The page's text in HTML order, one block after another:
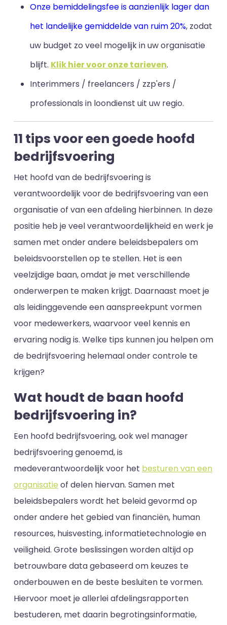
Onze bemiddelingsfee is aanzienlijk lager dan
het landelijke gemiddelde van ruim 20%, zodat
uw budget zo veel mogelijk in uw organisatie
blijft. Klik hier voor onze tarieven.
Interimmers / freelancers / zzp'ers /
professionals in loondienst uit uw regio.
11 tips voor een goede hoofd
bedrijfsvoering
Het hoofd van de bedrijfsvoering is
verantwoordelijk voor de bedrijfsvoering van een
organisatie of van een afdeling hierbinnen. In deze
positie heb je veel verantwoordelijkheid en werk je
samen met onder andere beleidsbepalers om
beleidsvoorstellen op te stellen. Het is een
veelzijdige baan, omdat je met verschillende
onderwerpen te maken krijgt. Daarnaast moet je
als leidinggevende een aanspreekpunt vormen
voor medewerkers, waarvoor veel kennis en
ervaring nodig is. Welke tips kunnen jou helpen om
de bedrijfsvoering helemaal onder controle te
krijgen?
Wat houdt de baan hoofd
bedrijfsvoering in?
Een hoofd bedrijfsvoering, ook wel manager
bedrijfsvoering genoemd, is
medeverantwoordelijk voor het besturen van een
organisatie of delen hiervan. Samen met
beleidsbepalers wordt het beleid gevormd op
onder andere het gebied van financiën, human
resources, huisvesting, informatietechnologie en
veiligheid. Grote beslissingen worden altijd op
betrouwbare data gebaseerd om keuzes te
onderbouwen en de beste besluiten te vormen.
Hiervoor moet je allerlei afdelingsrapporten
bestuderen, met daarin begrotingsinformatie,